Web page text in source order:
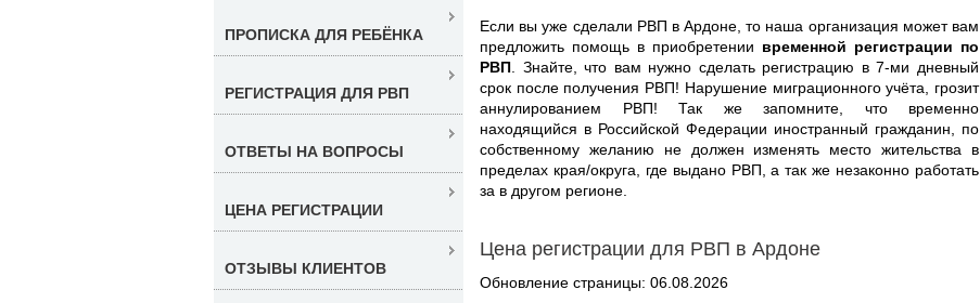
Если вы уже сделали РВП в Ардоне, то наша организация может вам
предложить помощь в приобретении временной регистрации по
РВП . Знайте, что вам нужно сделать регистрацию в 7-ми дневный
срок после получения РВП! Нарушение миграционного учёта, грозит
аннулированием РВП! Так же запомните, что временно
находящийся в Российской Федерации иностранный гражданин, по
собственному желанию не должен изменять место жительства в
пределах края/округа, где выдано РВП, а так же незаконно работать
за в другом регионе.
Цена регистрации для РВП в Ардоне
Обновление страницы: 06.08.2026
ПРОПИСКА ДЛЯ РЕБЁНКА
РЕГИСТРАЦИЯ ДЛЯ РВП
ОТВЕТЫ НА ВОПРОСЫ
ЦЕНА РЕГИСТРАЦИИ
ОТЗЫВЫ КЛИЕНТОВ